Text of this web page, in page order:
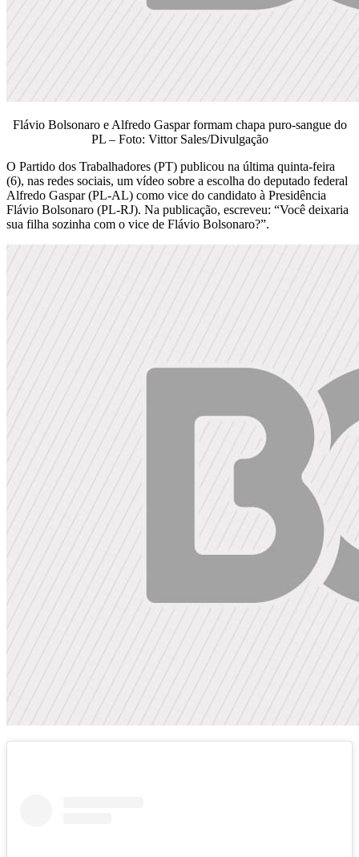
Flávio Bolsonaro e Alfredo Gaspar formam chapa puro-sangue do
PL – Foto: Vittor Sales/Divulgação
O Partido dos Trabalhadores (PT) publicou na última quinta-feira
(6), nas redes sociais, um vídeo sobre a escolha do deputado federal
Alfredo Gaspar (PL-AL) como vice do candidato à Presidência
Flávio Bolsonaro (PL-RJ). Na publicação, escreveu: “Você deixaria
sua filha sozinha com o vice de Flávio Bolsonaro?”.